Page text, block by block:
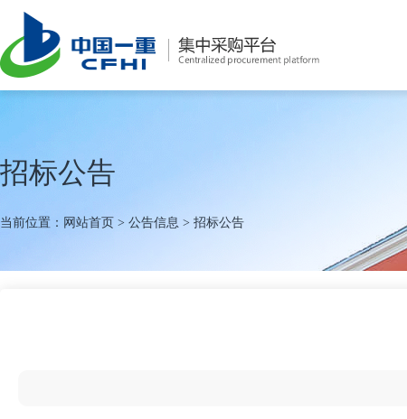
招标公告
当前位置： 网站首页 > 公告信息 > 招标公告